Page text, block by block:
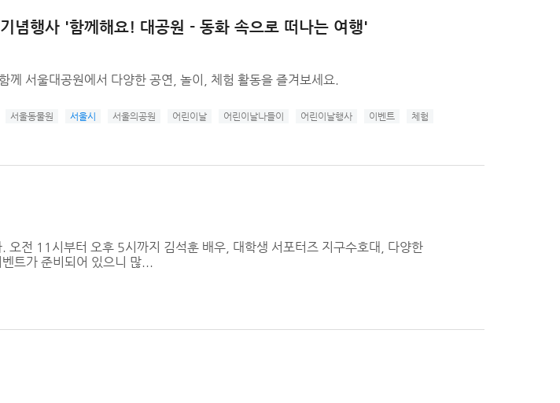
념행사 '함께해요! 대공원 - 동화 속으로 떠나는 여행'
께 서울대공원에서 다양한 공연, 놀이, 체험 활동을 즐겨보세요.
서울동물원 서울시 서울의공원 어린이날 어린이날나들이 어린이날행사 이벤트
체험
전 11시부터 오후 5시까지 김석훈 배우, 대학생 서포터즈 지구수호대, 다양한
트가 준비되어 있으니 많...